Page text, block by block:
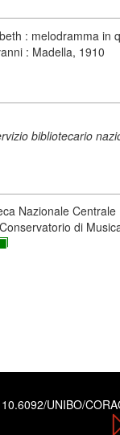
: melodramma in
: Madella, 1910
bibliotecario
Nazionale Centrale
di
10.6092/UNIBO/